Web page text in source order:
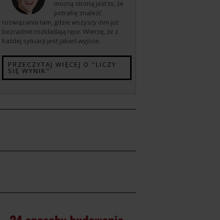
mocną stroną jest to, że
potrafię znaleźć
rozwiązania tam, gdzie wszyscy inni już
bezradnie rozkładają ręce. Wierzę, że z
każdej sytuacji jest jakieś wyjście.
PRZECZYTAJ WIĘCEJ O "LICZY
SIĘ WYNIK"